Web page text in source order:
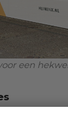
een